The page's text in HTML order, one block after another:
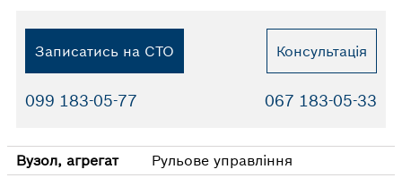
Записатись на СТО Консультація
099 183-05-77 067 183-05-33
Вузол, агрегат
Рульове управління